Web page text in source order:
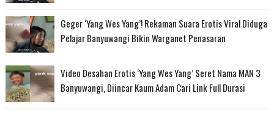
Geger ‘Yang Wes Yang’! Rekaman Suara Erotis Viral Diduga
Pelajar Banyuwangi Bikin Warganet Penasaran
Video Desahan Erotis ‘Yang Wes Yang’ Seret Nama MAN 3
Banyuwangi, Diincar Kaum Adam Cari Link Full Durasi